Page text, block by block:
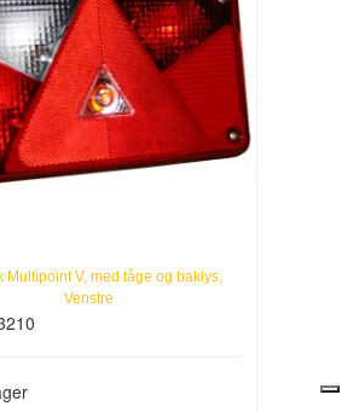
Multipoint V, med tåge og baklys,
Venstre